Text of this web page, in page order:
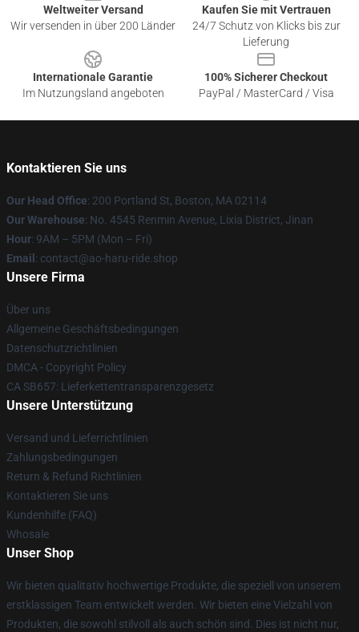
Weltweiter Versand
Wir versenden in über 200 Länder
Kaufen Sie mit Vertrauen
24/7 Schutz von Klicks bis zur
Lieferung
Internationale Garantie
Im Nutzungsland angeboten
100% Sicherer Checkout
PayPal / MasterCard / Visa
Kontaktieren Sie uns
Our Head Office: 200 Portland St, Boston, MA 02114
Our Warehouse: No. 4545 Renmin Avenue, Lixia District, Jinan
Hour: 9AM – 5PM (Mon – Fri)
Email : contact@ao-haru-ride.shop
Unsere Firma
Über uns
Allgemeine Geschäftsbedingungen
Datenschutzrichtlinien
DMCA - Copyright Policy
CA SB657: Lieferkettentransparenzgesetz
Unsere Unterstützung
Versand und Lieferrichtlinien
Zahlungsbedingungen
Return & Refund Richtlinien
Kontaktieren Sie uns
Kundenhilfe (FAQ)
Whosale
Unser Shop
Wir bieten qualitativ hochwertige Produkte, die speziell von unserem
erstklassigen Team entwickelt werden. Wir bieten eine Vielzahl von
Produkten, die sowohl stilvoll als auch schön sind. Dies ist nicht nur,